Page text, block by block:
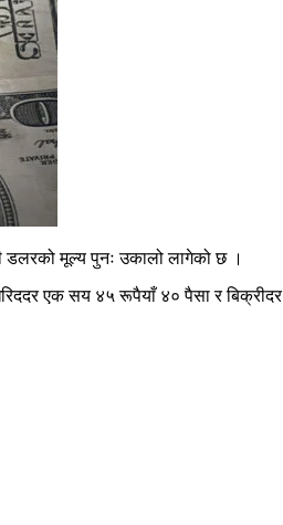
डलरको मूल्य पुनः उकालो लागेको छ ।
एक सय ४५ रूपैयाँ ४० पैसा र बिक्रीदर